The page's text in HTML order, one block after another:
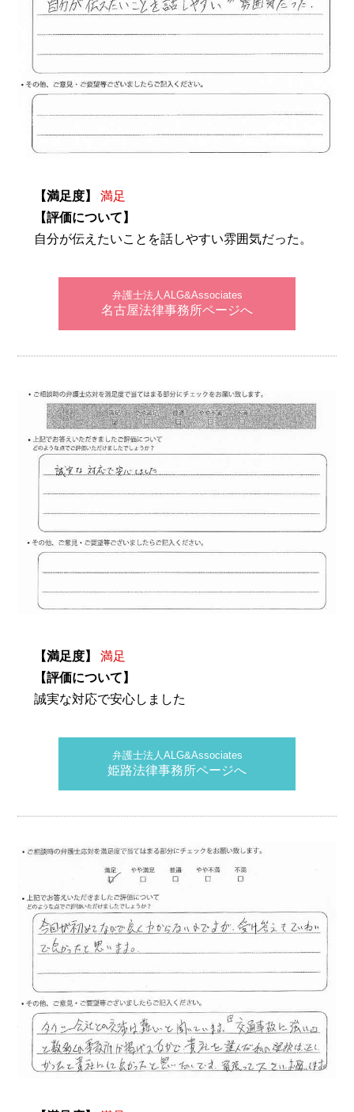
【満足度】
満足
【評価について】
自分が伝えたいことを話しやすい雰囲気だった。
弁護士法人ALG&Associates
名古屋法律事務所ページへ
【満足度】
満足
【評価について】
誠実な対応で安心しました
弁護士法人ALG&Associates
姫路法律事務所ページへ